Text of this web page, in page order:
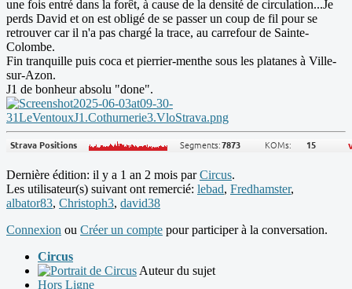
une fois entré dans la forêt, à cause de la densité de circulation...Je
perds David et on est obligé de se passer un coup de fil pour se
retrouver car il n'a pas chargé la trace, au carrefour de Sainte-
Colombe.
Fin tranquille puis coca et pierrier-menthe sous les platanes à Ville-
sur-Azon.
J1 de bonheur absolu "done".
Dernière édition: il y a 1 an 2 mois parCircus.
Les utilisateur(s) suivant ont remercié: lebad, Fredhamster,
albator83, Christoph3, david38
Connexion ou Créer un compte pour participer à la conversation.
Circus
Auteur du sujet
Hors Ligne